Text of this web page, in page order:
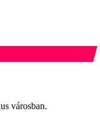
városban.